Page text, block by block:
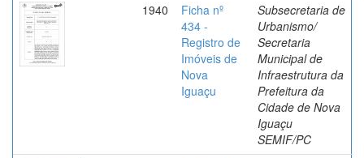
1940
Ficha nº
434 -
Registro de
Imóveis de
Nova
Iguaçu
Subsecretaria de
Urbanismo/
Secretaria
Municipal de
Infraestrutura da
Prefeitura da
Cidade de Nova
Iguaçu
SEMIF/PC